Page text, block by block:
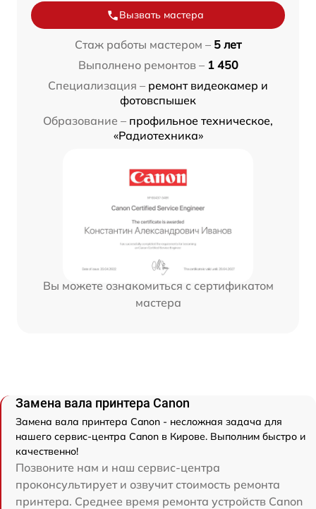
Вызвать мастера
Стаж работы мастером – 5 лет
Выполнено ремонтов – 1 450
Специализация – ремонт видеокамер и
фотовспышек
Образование – профильное техническое,
«Радиотехника»
Вы можете ознакомиться с сертификатом
мастера
Замена вала принтера Canon
Замена вала принтера Canon - несложная задача для
нашего сервис-центра Canon в Кирове. Выполним быстро и
качественно!
Позвоните нам и наш сервис-центра
проконсультирует и озвучит стоимость ремонта
принтера. Среднее время ремонта устройств Canon